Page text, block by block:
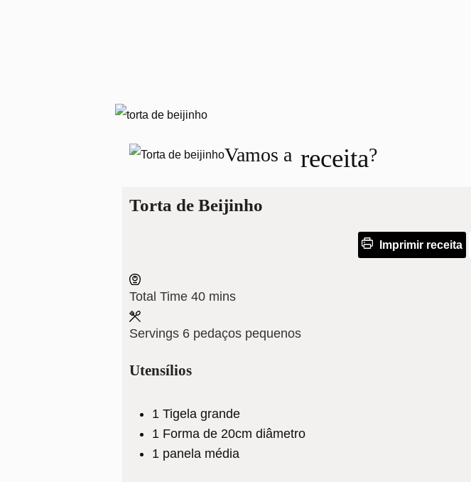
Vamos a receita?
Torta de Beijinho
Imprimir receita
Total Time 40minutes
mins
Servings 6 pedaços pequenos
Utensílios
1 Tigela grande
1 Forma de 20cm diâmetro
1 panela média